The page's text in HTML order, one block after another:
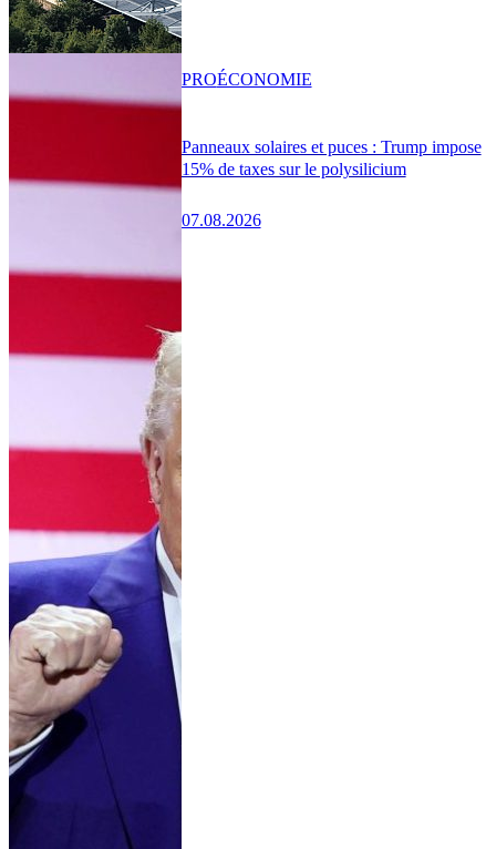
Panneaux solaires et puces : Trump impose
15% de taxes sur le polysilicium
07.08.2026
PROÉCONOMIE